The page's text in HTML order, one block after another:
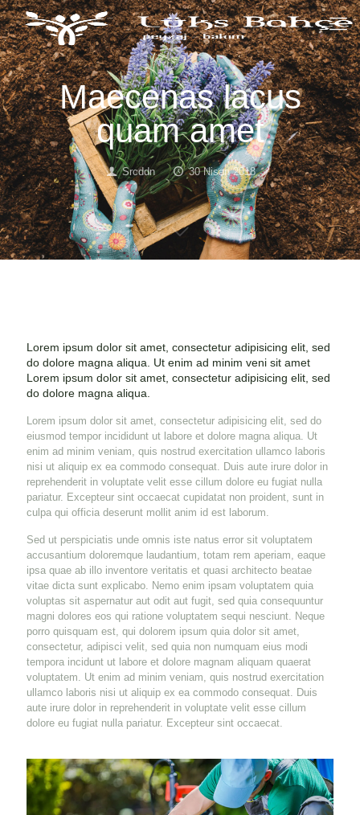
Maecenas lacus
quam amet
Srcddn 30 Nisan 2018
Lorem ipsum dolor sit amet, consectetur adipisicing elit, sed
do dolore magna aliqua. Ut enim ad minim veni sit amet
Lorem ipsum dolor sit amet, consectetur adipisicing elit, sed
do dolore magna aliqua.
Lorem ipsum dolor sit amet, consectetur adipisicing elit, sed do
eiusmod tempor incididunt ut labore et dolore magna aliqua. Ut
enim ad minim veniam, quis nostrud exercitation ullamco laboris
nisi ut aliquip ex ea commodo consequat. Duis aute irure dolor in
reprehenderit in voluptate velit esse cillum dolore eu fugiat nulla
pariatur. Excepteur sint occaecat cupidatat non proident, sunt in
culpa qui officia deserunt mollit anim id est laborum.
Sed ut perspiciatis unde omnis iste natus error sit voluptatem
accusantium doloremque laudantium, totam rem aperiam, eaque
ipsa quae ab illo inventore veritatis et quasi architecto beatae
vitae dicta sunt explicabo. Nemo enim ipsam voluptatem quia
voluptas sit aspernatur aut odit aut fugit, sed quia consequuntur
magni dolores eos qui ratione voluptatem sequi nesciunt. Neque
porro quisquam est, qui dolorem ipsum quia dolor sit amet,
consectetur, adipisci velit, sed quia non numquam eius modi
tempora incidunt ut labore et dolore magnam aliquam quaerat
voluptatem. Ut enim ad minim veniam, quis nostrud exercitation
ullamco laboris nisi ut aliquip ex ea commodo consequat. Duis
aute irure dolor in reprehenderit in voluptate velit esse cillum
dolore eu fugiat nulla pariatur. Excepteur sint occaecat.